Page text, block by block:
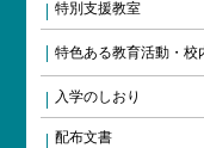
特別支援教室
特色ある教育活動・校
入学のしおり
配布文書